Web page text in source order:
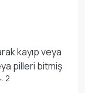
kayıp veya
pilleri bitmiş
. 2